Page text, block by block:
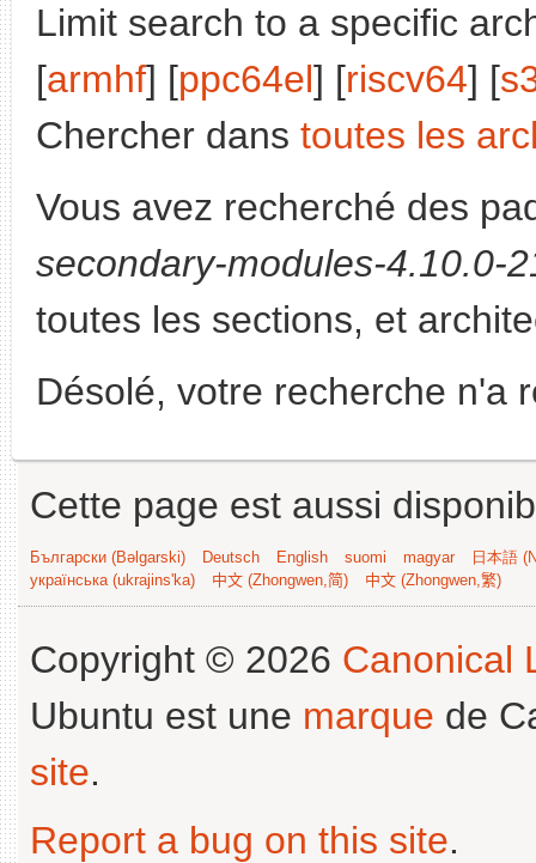
Limit search to a specific
[armhf] [ppc64el] [riscv64] [
Chercher dans toutes les
Vous avez recherché des
secondary-modules-4.10.0-
toutes les sections, et
Désolé, votre recherche n'a
Cette page est aussi
Български (Bəlgarski) Deutsch English suomi magyar
日本語
українська (ukrajins'ka)
中文 (Zhongwen,简) 中文 (Zhongwen,繁)
Copyright © 2026 Canonical
Ubuntu est une marque de
site.
Report a bug on this site.